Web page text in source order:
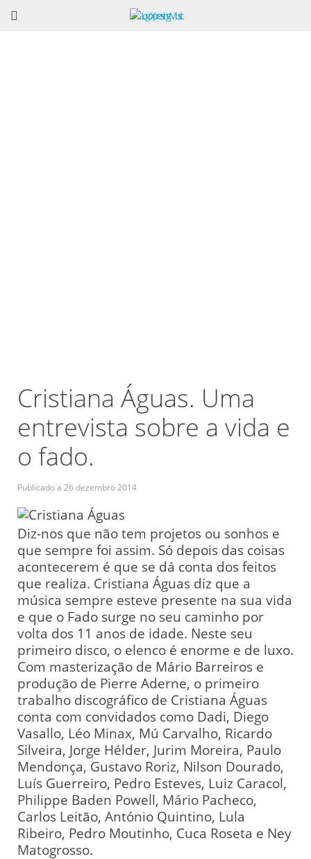
Cristiana Águas. Uma
entrevista sobre a vida e
o fado.
Publicado a 26 dezembro 2014
Diz-nos que não tem projetos ou sonhos e
que sempre foi assim. Só depois das coisas
acontecerem é que se dá conta dos feitos
que realiza. Cristiana Águas diz que a
música sempre esteve presente na sua vida
e que o Fado surge no seu caminho por
volta dos 11 anos de idade. Neste seu
primeiro disco, o elenco é enorme e de luxo.
Com masterização de Mário Barreiros e
produção de Pierre Aderne, o primeiro
trabalho discográfico de Cristiana Águas
conta com convidados como Dadi, Diego
Vasallo, Léo Minax, Mú Carvalho, Ricardo
Silveira, Jorge Hélder, Jurim Moreira, Paulo
Mendonça, Gustavo Roriz, Nilson Dourado,
Luís Guerreiro, Pedro Esteves, Luiz Caracol,
Philippe Baden Powell, Mário Pacheco,
Carlos Leitão, António Quintino, Lula
Ribeiro, Pedro Moutinho, Cuca Roseta e Ney
Matogrosso.